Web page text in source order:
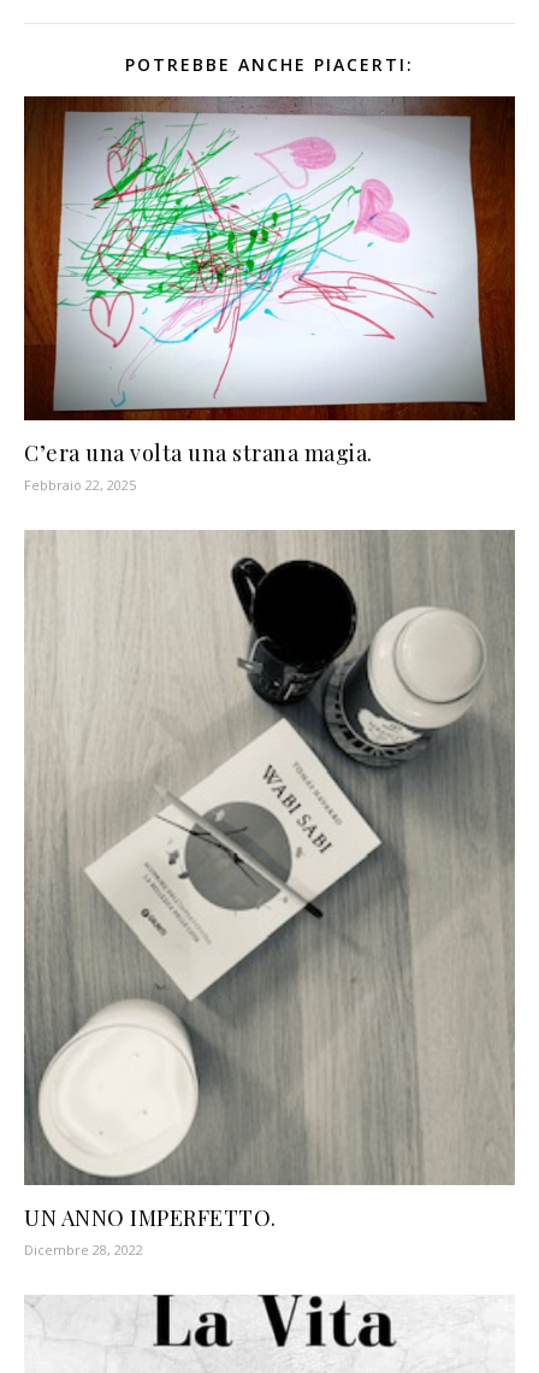
POTREBBE ANCHE PIACERTI:
C’era una volta una strana magia.
Febbraio 22, 2025
UN ANNO IMPERFETTO.
Dicembre 28, 2022